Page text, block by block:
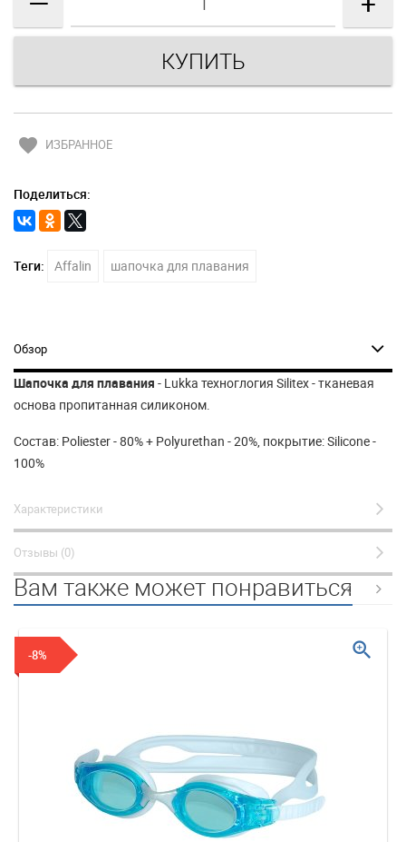
favorite ИЗБРАННОЕ
Поделиться:
Теги: Affalin шапочка для плавания
Обзор
Шапочка для плавания - Lukka техноглогия Silitex - тканевая
основа пропитанная силиконом.
Состав: Poliester - 80% + Polyurethan - 20%, покрытие: Silicone -
100%
Характеристики
Отзывы (0)
Вам также может понравиться
-8% zoom_in